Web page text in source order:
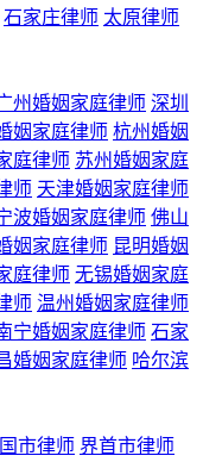
石家庄律师 太原律师
州婚姻家庭律师 深圳
姻家庭律师 杭州婚姻
庭律师 苏州婚姻家庭
师 天津婚姻家庭律师
波婚姻家庭律师 佛山
姻家庭律师 昆明婚姻
庭律师 无锡婚姻家庭
师 温州婚姻家庭律师
宁婚姻家庭律师 石家
婚姻家庭律师 哈尔滨
市律师 界首市律师